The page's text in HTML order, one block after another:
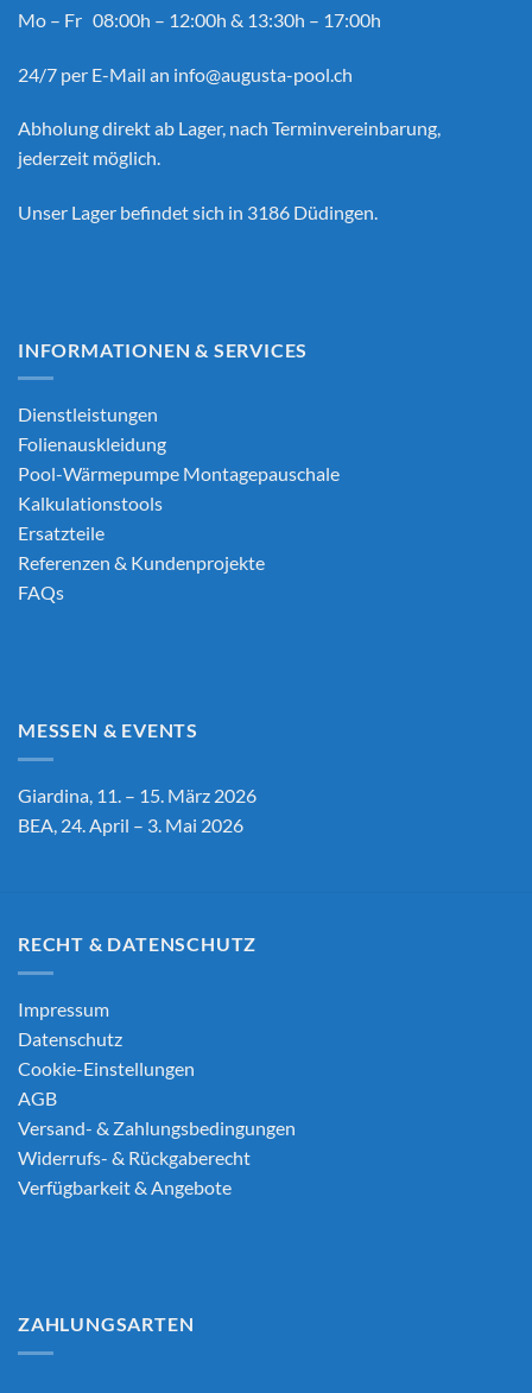
Mo – Fr 08:00h – 12:00h & 13:30h – 17:00h
24/7 per E-Mail an info@augusta-pool.ch
Abholung direkt ab Lager, nach Terminvereinbarung,
jederzeit möglich.
Unser Lager befindet sich in 3186 Düdingen.
INFORMATIONEN & SERVICES
Dienstleistungen
Folienauskleidung
Pool-Wärmepumpe Montagepauschale
Kalkulationstools
Ersatzteile
Referenzen & Kundenprojekte
FAQs
MESSEN & EVENTS
Giardina, 11. – 15. März 2026
BEA, 24. April – 3. Mai 2026
RECHT & DATENSCHUTZ
Impressum
Datenschutz
Cookie-Einstellungen
AGB
Versand- & Zahlungsbedingungen
Widerrufs- & Rückgaberecht
Verfügbarkeit & Angebote
ZAHLUNGSARTEN